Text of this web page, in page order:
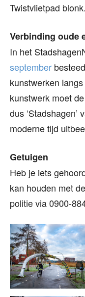
Twistvlietpad blonk.
Verbinding oude
In het
september
kunstwerken
kunstwerk moet
dus
moderne tijd
Getuigen
Heb je iets
kan houden met
politie via 0900-